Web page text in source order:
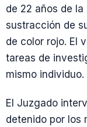
de 22 años de
sustracción de
de color rojo. El
tareas de
mismo individuo.
El Juzgado
detenido por los